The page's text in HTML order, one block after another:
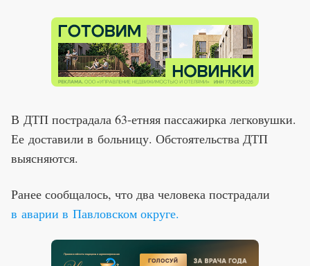
В ДТП пострадала 63-етняя пассажирка легковушки.
Ее доставили в больницу. Обстоятельства ДТП
выясняются.
Ранее сообщалось, что два человека пострадали
в аварии в Павловском округе.